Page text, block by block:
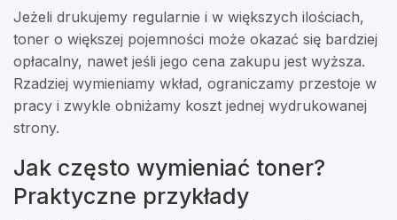
Jeżeli drukujemy regularnie i w większych ilościach,
toner o większej pojemności może okazać się bardziej
opłacalny, nawet jeśli jego cena zakupu jest wyższa.
Rzadziej wymieniamy wkład, ograniczamy przestoje w
pracy i zwykle obniżamy koszt jednej wydrukowanej
strony.
Jak często wymieniać toner?
Praktyczne przykłady